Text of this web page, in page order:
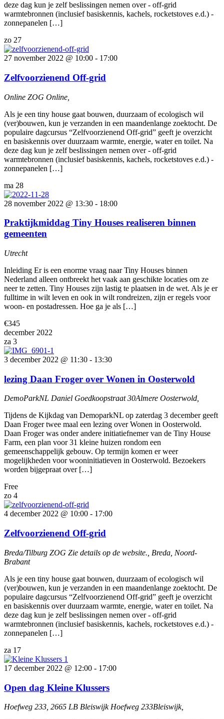
deze dag kun je zelf beslissingen nemen over - off-grid
warmtebronnen (inclusief basiskennis, kachels, rocketstoves e.d.) -
zonnepanelen […]
zo 27
27 november 2022 @ 10:00 - 17:00
Zelfvoorzienend Off-grid
Online ZOG Online,
Als je een tiny house gaat bouwen, duurzaam of ecologisch wil
(ver)bouwen, kun je verzanden in een maandenlange zoektocht. De
populaire dagcursus “Zelfvoorzienend Off-grid” geeft je overzicht
en basiskennis over duurzaam warmte, energie, water en toilet. Na
deze dag kun je zelf beslissingen nemen over - off-grid
warmtebronnen (inclusief basiskennis, kachels, rocketstoves e.d.) -
zonnepanelen […]
ma 28
28 november 2022 @ 13:30 - 18:00
Praktijkmiddag Tiny Houses realiseren binnen
gemeenten
Utrecht
Inleiding Er is een enorme vraag naar Tiny Houses binnen
Nederland alleen ontbreekt het vaak aan geschikte locaties om ze
neer te zetten. Tiny Houses zijn lastig te plaatsen in de wet. Als je er
fulltime in wilt leven en ook in wilt rondreizen, zijn er regels voor
woon- en postadressen. Hoe ga je als […]
€345
december 2022
za 3
3 december 2022 @ 11:30 - 13:30
lezing Daan Froger over Wonen in Oosterwold
DemoParkNL Daniel Goedkoopstraat 30Almere Oosterwold,
Tijdens de Kijkdag van DemoparkNL op zaterdag 3 december geeft
Daan Froger twee maal een lezing over Wonen in Oosterwold.
Daan Froger was onder andere initiatiefnemer van de Tiny House
Farm, een plan voor 31 kleine huizen rondom een
gemeenschappelijk gebouw. Op termijn komen er weer
mogelijkheden voor wooninitiatieven in Oosterwold. Bezoekers
worden bijgepraat over […]
Free
zo 4
4 december 2022 @ 10:00 - 17:00
Zelfvoorzienend Off-grid
Breda/Tilburg ZOG Zie details op de website., Breda, Noord-
Brabant
Als je een tiny house gaat bouwen, duurzaam of ecologisch wil
(ver)bouwen, kun je verzanden in een maandenlange zoektocht. De
populaire dagcursus “Zelfvoorzienend Off-grid” geeft je overzicht
en basiskennis over duurzaam warmte, energie, water en toilet. Na
deze dag kun je zelf beslissingen nemen over - off-grid
warmtebronnen (inclusief basiskennis, kachels, rocketstoves e.d.) -
zonnepanelen […]
za 17
17 december 2022 @ 12:00 - 17:00
Open dag Kleine Klussers
Hoefweg 233, 2665 LB Bleiswijk Hoefweg 233Bleiswijk,